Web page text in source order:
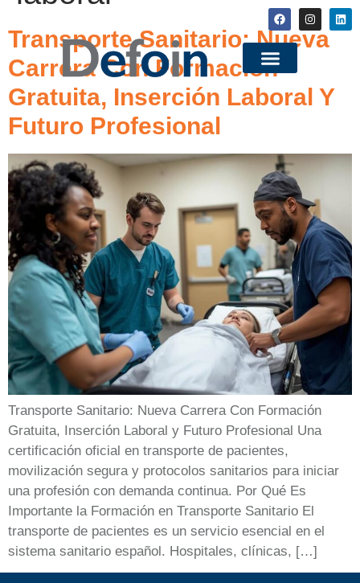
Transporte Sanitario: Nueva
Carrera Con Formación
Gratuita, Inserción Laboral Y
Futuro Profesional
Transporte Sanitario: Nueva Carrera Con Formación
Gratuita, Inserción Laboral y Futuro Profesional Una
certificación oficial en transporte de pacientes,
movilización segura y protocolos sanitarios para iniciar
una profesión con demanda continua. Por Qué Es
Importante la Formación en Transporte Sanitario El
transporte de pacientes es un servicio esencial en el
sistema sanitario español. Hospitales, clínicas, […]